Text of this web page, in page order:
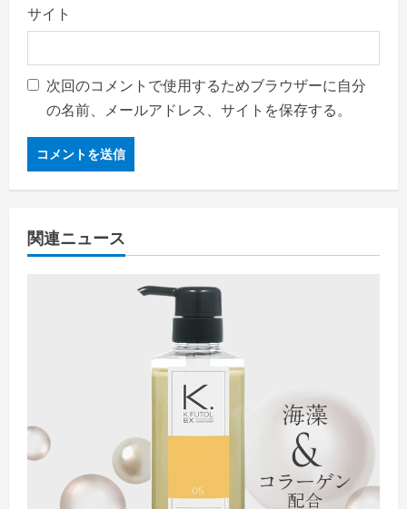
サイト
次回のコメントで使用するためブラウザーに自分
の名前、メールアドレス、サイトを保存する。
関連ニュース